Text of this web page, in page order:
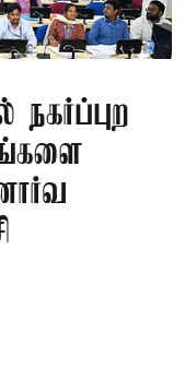
நகர்ப்புற